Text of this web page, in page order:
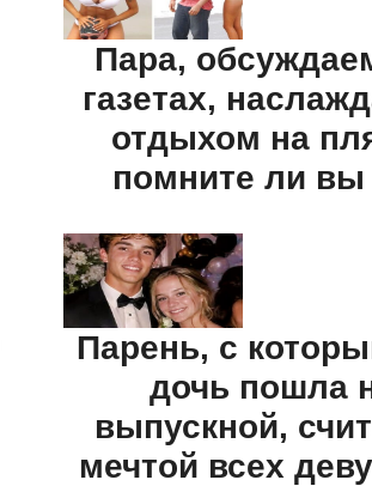
Пара,
газетах,
отдыхом на
помните ли вы
Парень, с
дочь пошла
выпускной,
мечтой всех